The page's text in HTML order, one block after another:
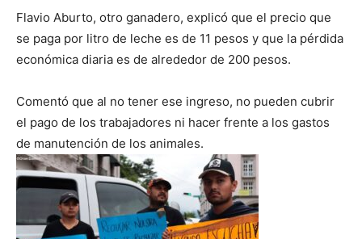
Flavio Aburto, otro ganadero, explicó que el precio que
se paga por litro de leche es de 11 pesos y que la pérdida
económica diaria es de alrededor de 200 pesos.
Comentó que al no tener ese ingreso, no pueden cubrir
el pago de los trabajadores ni hacer frente a los gastos
de manutención de los animales.